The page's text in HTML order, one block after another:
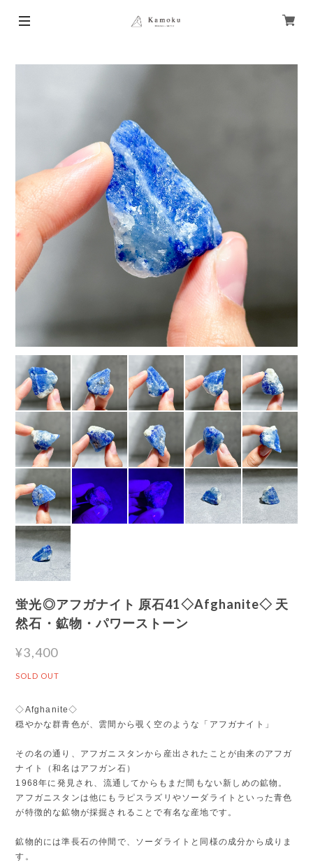
蛍光◎アフガナイト 原石41◇Afghanite◇ 天
然石・鉱物・パワーストーン
¥3,400
SOLD OUT
◇Afghanite◇
穏やかな群青色が、雲間から覗く空のような「アフガナイト」
その名の通り、アフガニスタンから産出されたことが由来のアフガ
ナイト（和名はアフガン石）
1968年に発見され、流通してからもまだ間もない新しめの鉱物。
アフガニスタンは他にもラピスラズリやソーダライトといった青色
が特徴的な鉱物が採掘されることで有名な産地です。
鉱物的には準長石の仲間で、ソーダライトと同様の成分から成りま
す。